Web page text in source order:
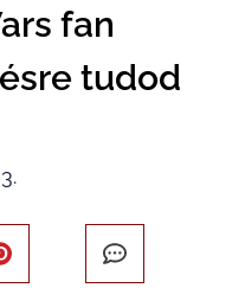
fan
tudod